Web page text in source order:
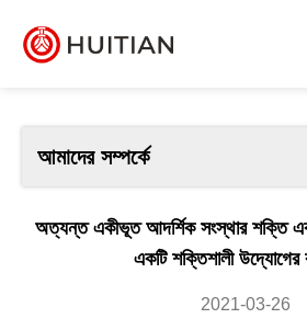
আমাদের সম্পর্কে
অত্যন্ত একীভূত আদর্শিক সংস্থার শক্তি
একটি শক্তিশালী উদ্যোগের
2021-03-26